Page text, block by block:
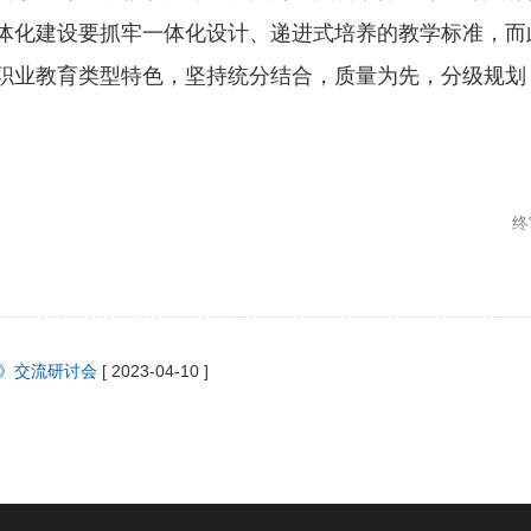
建设要抓牢一体化设计、递进式培养的教学标准，
教育类型特色，坚持统分结合，质量为先，分级规
交流研讨会 [ 2023-04-10 ]